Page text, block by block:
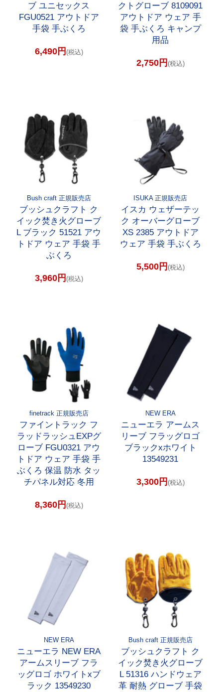
ブ ユニセックス
FGU0521 アウトドア
手袋 手ぶくろ
6,490円 (税込)
クトグローブ 8109091
アウトドア ウェア 手
袋 手ぶくろ キャンプ
用品
2,750円 (税込)
Bush craft 正規販売店
ブッシュクラフト ク
イック焚き火グローブ
L ブラック 51521 アウ
トドア ウェア 手袋 手
ぶくろ
3,960円 (税込)
ISUKA 正規販売店
イスカ ウェザーテッ
ク オーバーグローブ
XS 2385 アウトドア
ウェア 手袋 手ぶくろ
5,500円 (税込)
finetrack 正規販売店
ファイントラック フ
ラッドラッシュEXPグ
ローブ FGU0321 アウ
トドア ウェア 手袋 手
ぶくろ 保温 防水 タッ
チパネル対応 冬用
8,360円 (税込)
NEW ERA
ニューエラ アームス
リーブ フラッグロゴ
ブラックxホワイト
13549231
3,300円 (税込)
NEW ERA
ニューエラ NEW ERA
アームスリーブ フラ
ッグロゴ ホワイトxブ
ラック 13549230
Bush craft 正規販売店
ブッシュクラフト ク
イック焚き火グローブ
L 51316 ハンドウェア
革 耐熱 グローブ 手袋